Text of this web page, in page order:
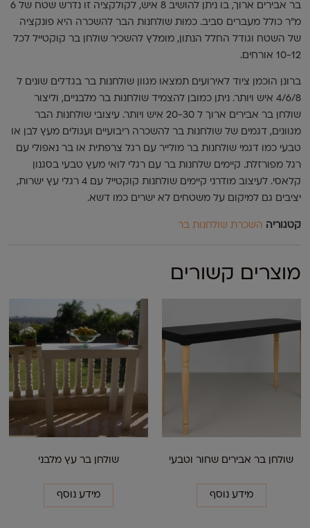
בר אבירים ארוך, בו ניתן להושיב 8 איש, לקולקציה זו נדרש שטח של 6
מ"ר כולל מעברים סביב. כמות שולחנות הבר להשכרה היא פונקציה
של השטח וגודל החלל הנתון, מומלץ להשכיר שולחן בר קוקטייל לכל
10-12 אורחים.
ברונן הוכמן ציוד לאירועים תמצאו מגוון שולחנות בר בגדלים שונים ל
4/6/8 איש ויותר. ניתן כמובן להצמיד שולחנות בר מלבניים, וליצור
שולחן בר אבירים ארוך ל 20-30 איש ויותר. עיצובי שולחנות הבר
מגוונים, דגמים של שולחנות בר להשכרה ריבועיים ועגולים מעץ לבן או
טבעי כמו דגמי שולחנות בר מולייר עם רגל צרפתית או בר נאפולי עם
רגל מפורזלת. קיימים שלחנות בר עם רגלי לואי מעץ טבעי בסגנון
קלאסי. לעיצוב מודרני קיימים שולחנות קוקטייל עם 4 רגלי עץ ישרות,
יציבים גם למיקום על משטחים לא ישרים כמו דשא.
קטגוריה השכרת שולחנות בר
מוצרים קשורים
שולחן בר אבירים שחור וטבעי
מידע נוסף
שולחן בר עץ מלבני
מידע נוסף